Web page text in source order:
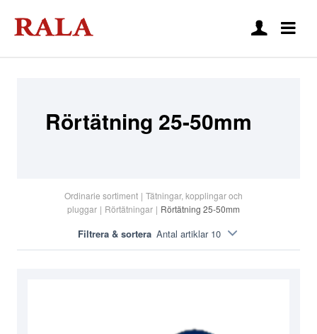
Rörtätning 25-50mm
Ordinarie sortiment | Tätningar, kopplingar och
pluggar | Rörtätningar | Rörtätning 25-50mm
Filtrera & sortera Antal artiklar 10